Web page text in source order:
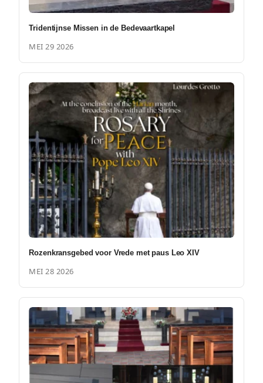
Tridentijnse Missen in de Bedevaartkapel
MEI 29 2026
Rozenkransgebed voor Vrede met paus Leo XIV
MEI 28 2026